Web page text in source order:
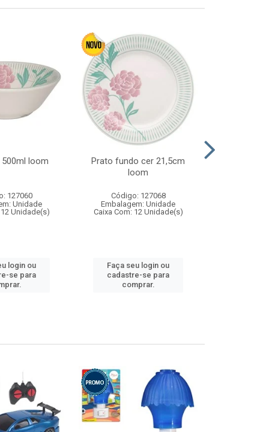
loom
127060
Unidade
Unidade(s)
login ou
se para
Prato fundo cer 21,5cm
loom
Código: 127068
Embalagem: Unidade
Caixa Com: 12 Unidade(s)
Faça seu login ou
cadastre-se para
comprar.